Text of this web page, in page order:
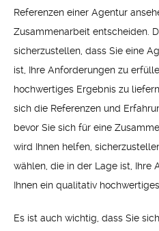
Referenzen einer Agentur
Zusammenarbeit entscheiden.
sicherzustellen, dass Sie eine
ist, Ihre Anforderungen zu
hochwertiges Ergebnis zu
sich die Referenzen und
bevor Sie sich für eine
wird Ihnen helfen,
wählen, die in der Lage ist, Ihre
Ihnen ein qualitativ
Es ist auch wichtig, dass Sie